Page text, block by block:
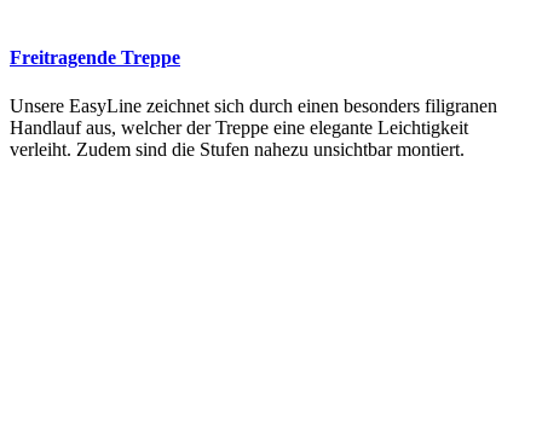
Freitragende Treppe
Unsere EasyLine zeichnet sich durch einen besonders filigranen
Handlauf aus, welcher der Treppe eine elegante Leichtigkeit
verleiht. Zudem sind die Stufen nahezu unsichtbar montiert.